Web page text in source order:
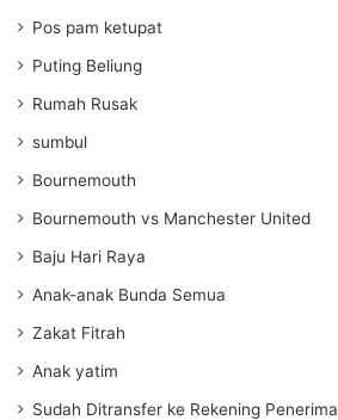
Pos pam ketupat
Puting Beliung
Rumah Rusak
sumbul
Bournemouth
Bournemouth vs Manchester United
Baju Hari Raya
Anak-anak Bunda Semua
Zakat Fitrah
Anak yatim
Sudah Ditransfer ke Rekening Penerima